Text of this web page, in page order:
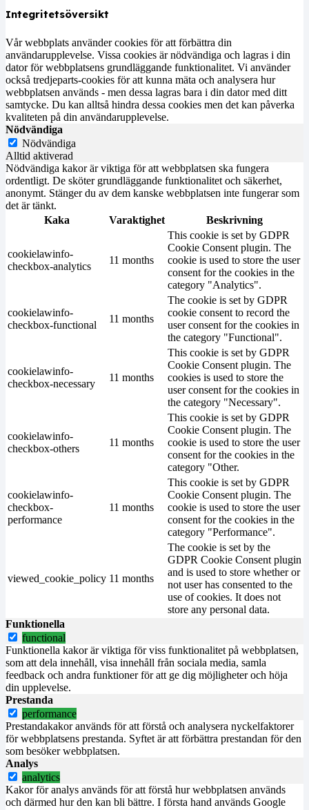
Integritetsöversikt
Vår webbplats använder cookies för att förbättra din
användarupplevelse. Vissa cookies är nödvändiga och lagras i din
dator för webbplatsens grundläggande funktionalitet. Vi använder
också tredjeparts-cookies för att kunna mäta och analysera hur
webbplatsen används - men dessa lagras bara i din dator med ditt
samtycke. Du kan alltså hindra dessa cookies men det kan påverka
kvaliteten på din användarupplevelse.
Nödvändiga
Nödvändiga
Alltid aktiverad
Nödvändiga kakor är viktiga för att webbplatsen ska fungera
ordentligt. De sköter grundläggande funktionalitet och säkerhet,
anonymt. Stänger du av dem kanske webbplatsen inte fungerar som
det är tänkt.
Kaka
Varaktighet Beskrivning
cookielawinfo-
checkbox-analytics
11 months
This cookie is set by GDPR
Cookie Consent plugin. The
cookie is used to store the user
consent for the cookies in the
category "Analytics".
cookielawinfo-
checkbox-functional
11 months
The cookie is set by GDPR
cookie consent to record the
user consent for the cookies in
the category "Functional".
cookielawinfo-
checkbox-necessary
11 months
This cookie is set by GDPR
Cookie Consent plugin. The
cookies is used to store the
user consent for the cookies in
the category "Necessary".
cookielawinfo-
checkbox-others
11 months
This cookie is set by GDPR
Cookie Consent plugin. The
cookie is used to store the user
consent for the cookies in the
category "Other.
cookielawinfo-
checkbox-
performance
11 months
This cookie is set by GDPR
Cookie Consent plugin. The
cookie is used to store the user
consent for the cookies in the
category "Performance".
viewed_cookie_policy 11 months
The cookie is set by the
GDPR Cookie Consent plugin
and is used to store whether or
not user has consented to the
use of cookies. It does not
store any personal data.
Funktionella
functional
Funktionella kakor är viktiga för viss funktionalitet på webbplatsen,
som att dela innehåll, visa innehåll från sociala media, samla
feedback och andra funktioner för att ge dig möjligheter och höja
din upplevelse.
Prestanda
performance
Prestandakakor används för att förstå och analysera nyckelfaktorer
för webbplatsens prestanda. Syftet är att förbättra prestandan för den
som besöker webbplatsen.
Analys
analytics
Kakor för analys används för att förstå hur webbplatsen används
och därmed hur den kan bli bättre. I första hand används Google